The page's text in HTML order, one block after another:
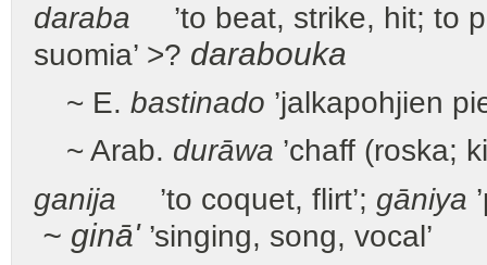
daraba ’to beat, strike, hit; to
suomia’ >? darabouka
~ E. bastinado ’jalkapohjien
~ Arab. durāwa ’chaff (roska;
ganija ’to coquet, flirt’; gāniya
~ ginā'’singing, song, vocal’